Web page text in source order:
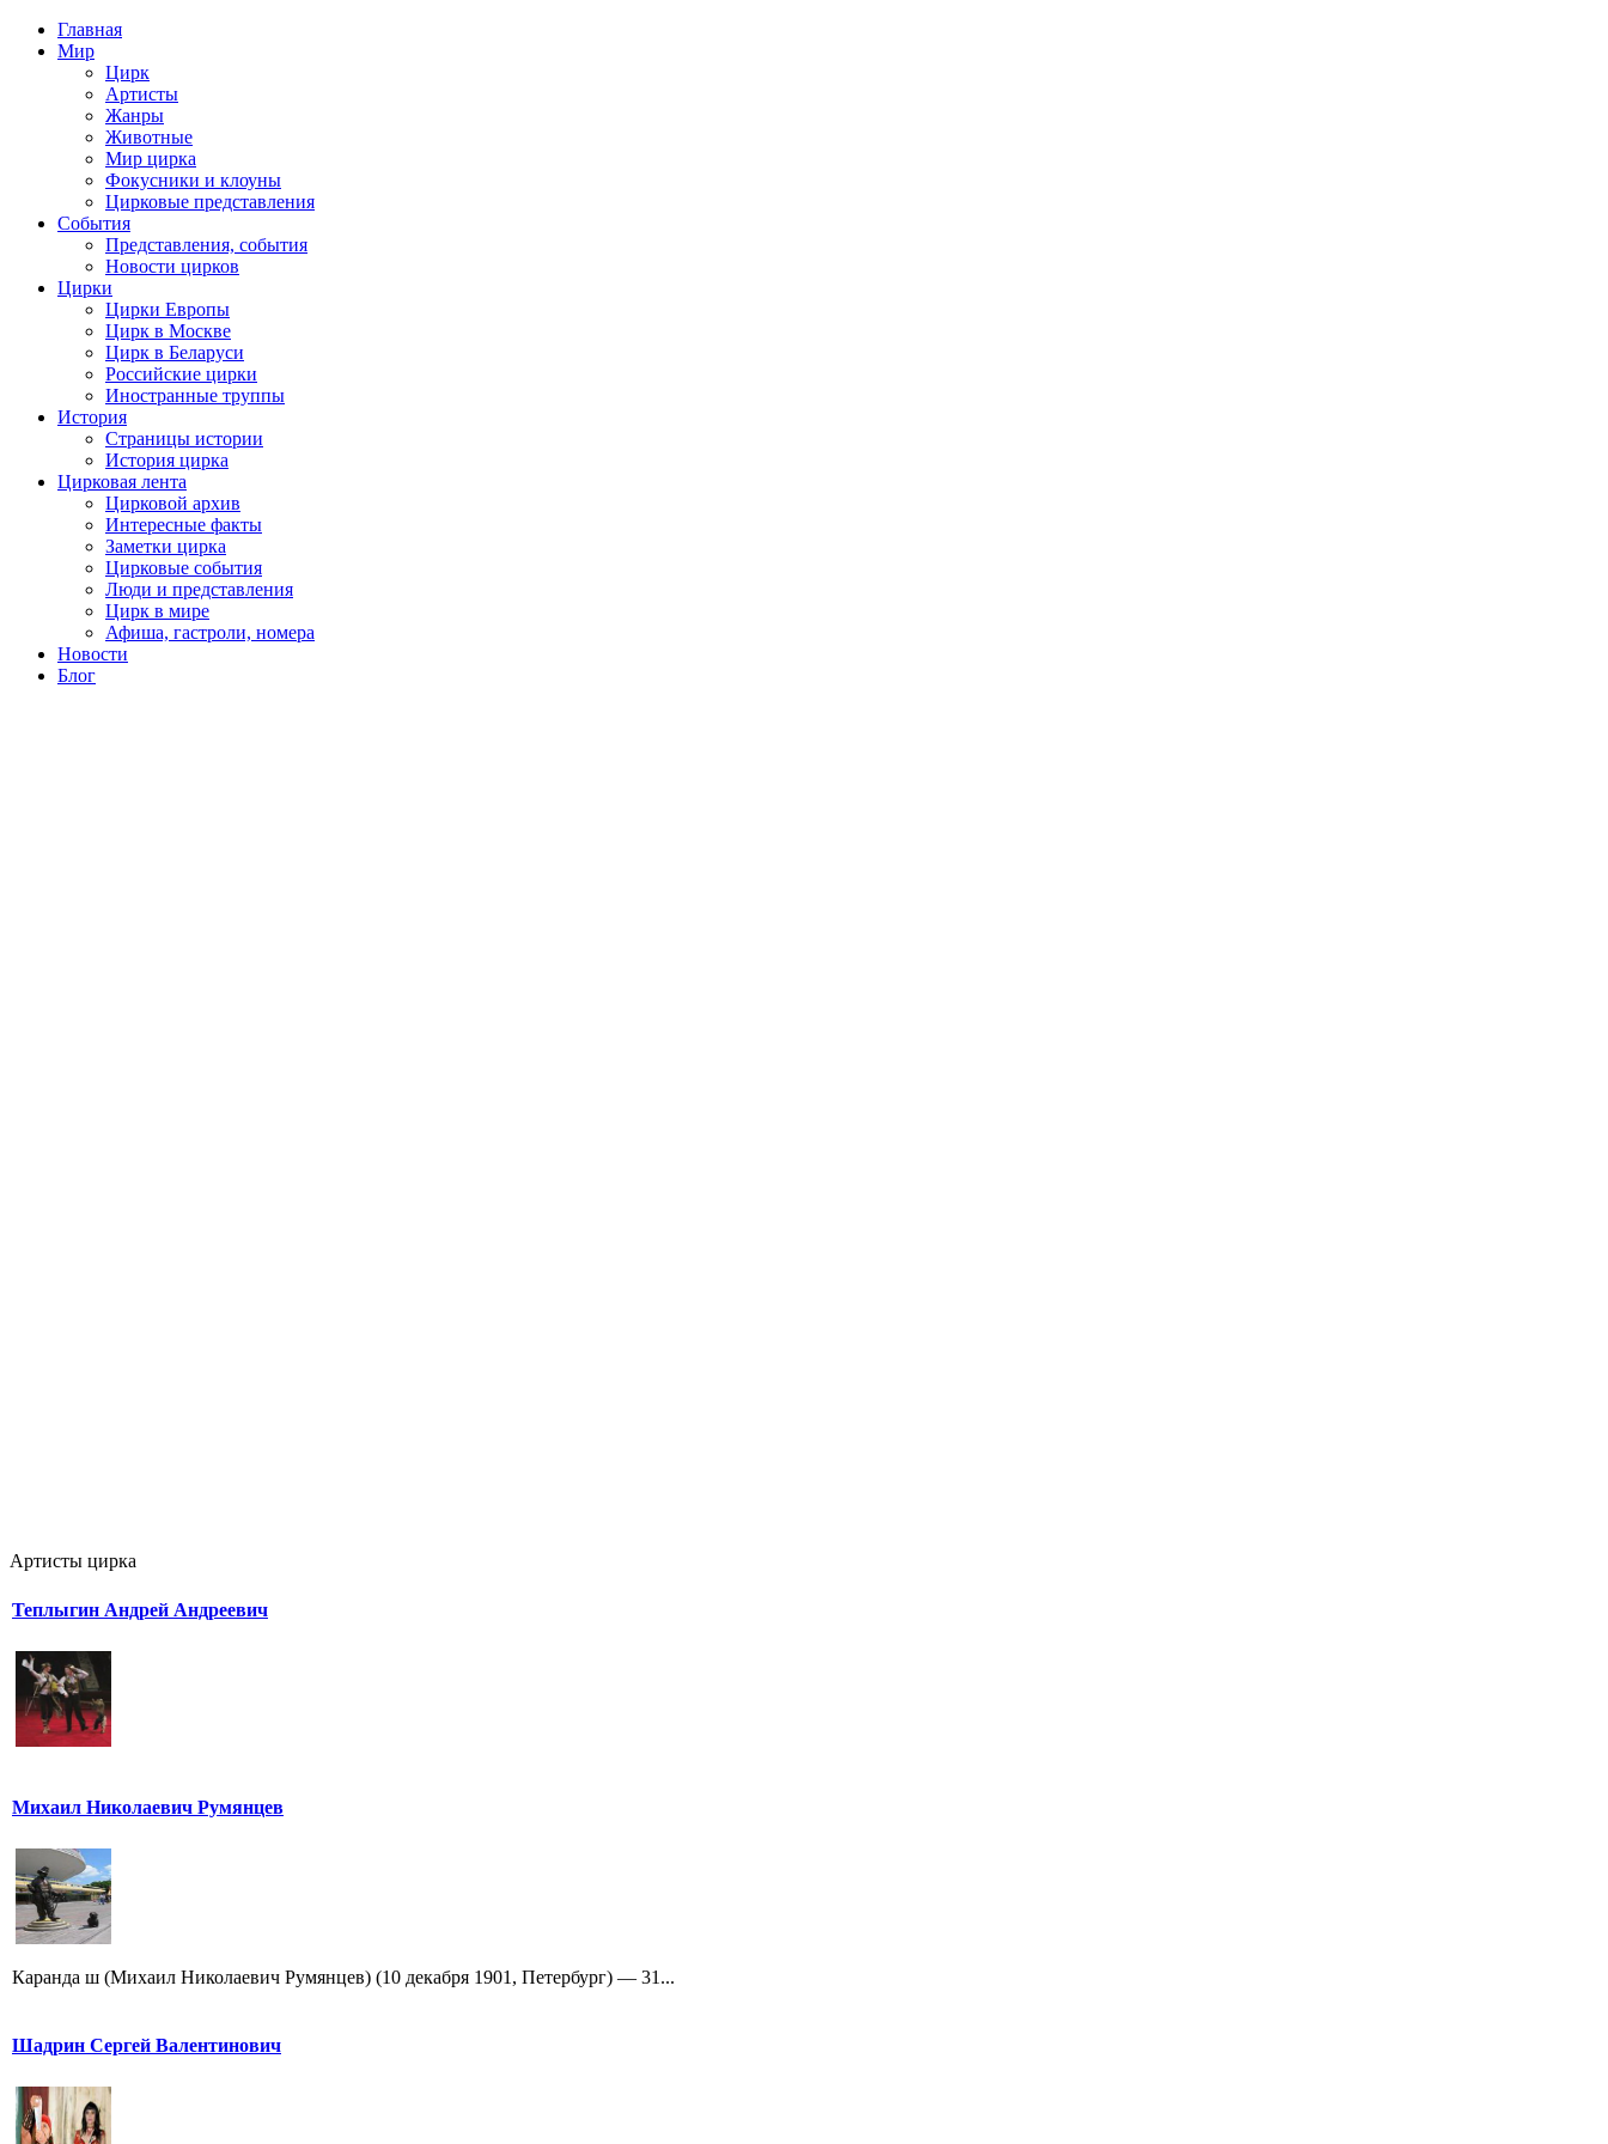
Главная
Мир
Цирк
Артисты
Жанры
Животные
Мир цирка
Фокусники и клоуны
Цирковые представления
События
Представления, события
Новости цирков
Цирки
Цирки Европы
Цирк в Москве
Цирк в Беларуси
Российские цирки
Иностранные труппы
История
Страницы истории
История цирка
Цирковая лента
Цирковой архив
Интересные факты
Заметки цирка
Цирковые события
Люди и представления
Цирк в мире
Афиша, гастроли, номера
Новости
Блог
Артисты цирка
Теплыгин Андрей Андреевич
Михаил Николаевич Румянцев
Каранда ш (Михаил Николаевич Румянцев) (10 декабря 1901, Петербург) — 31...
Шадрин Сергей Валентинович